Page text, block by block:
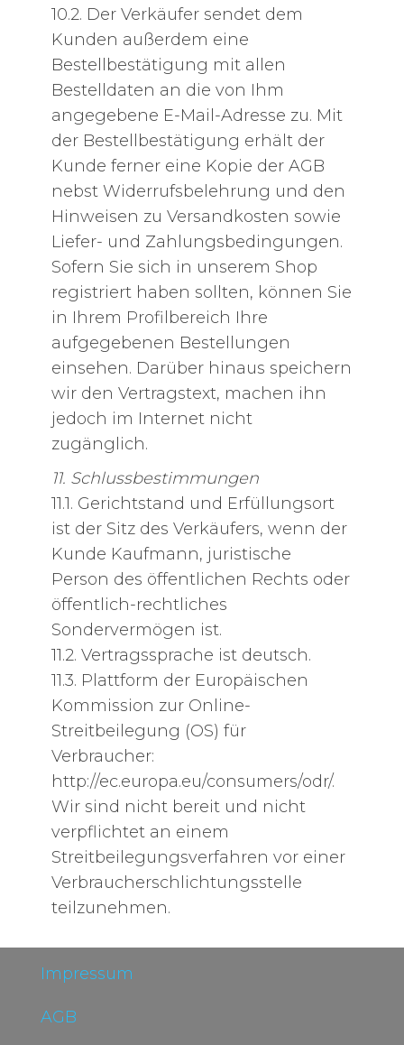
10.2. Der Verkäufer sendet dem
Kunden außerdem eine
Bestellbestätigung mit allen
Bestelldaten an die von Ihm
angegebene E-Mail-Adresse zu. Mit
der Bestellbestätigung erhält der
Kunde ferner eine Kopie der AGB
nebst Widerrufsbelehrung und den
Hinweisen zu Versandkosten sowie
Liefer- und Zahlungsbedingungen.
Sofern Sie sich in unserem Shop
registriert haben sollten, können Sie
in Ihrem Profilbereich Ihre
aufgegebenen Bestellungen
einsehen. Darüber hinaus speichern
wir den Vertragstext, machen ihn
jedoch im Internet nicht
zugänglich.
11. Schlussbestimmungen
11.1. Gerichtstand und Erfüllungsort
ist der Sitz des Verkäufers, wenn der
Kunde Kaufmann, juristische
Person des öffentlichen Rechts oder
öffentlich-rechtliches
Sondervermögen ist.
11.2. Vertragssprache ist deutsch.
11.3. Plattform der Europäischen
Kommission zur Online-
Streitbeilegung (OS) für
Verbraucher:
http://ec.europa.eu/consumers/odr/.
Wir sind nicht bereit und nicht
verpflichtet an einem
Streitbeilegungsverfahren vor einer
Verbraucherschlichtungsstelle
teilzunehmen.
Impressum
AGB